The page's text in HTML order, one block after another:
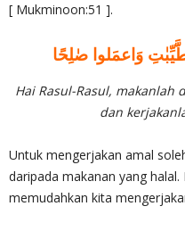
[ Mukminoon:51 ].
وَاعمَلوا صٰلِحًا
Hai Rasul-Rasul, makanlah
dan
Untuk mengerjakan amal
daripada makanan yang
memudahkan kita